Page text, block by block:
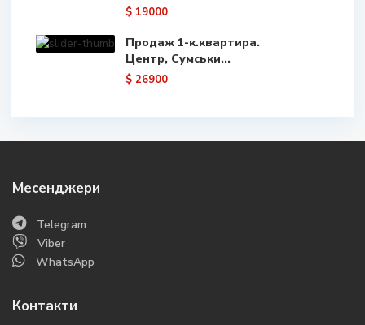
$ 19000
Продаж 1-к.квартира.
Центр, Сумськи...
$ 26900
Месенджери
Telegram
Viber
WhatsApp
Контакти